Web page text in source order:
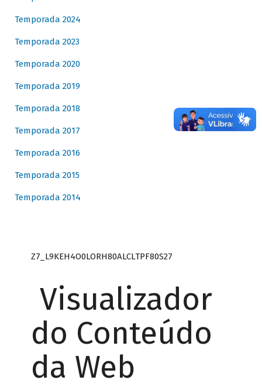
Temporada 2024
Temporada 2023
Temporada 2020
Temporada 2019
Temporada 2018
Temporada 2017
Temporada 2016
Temporada 2015
Temporada 2014
Z7_L9KEH4O0LORH80ALCLTPF80S27
Visualizador
do Conteúdo
da Web